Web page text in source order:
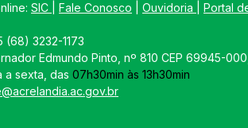
SIC Fale Conosco Ouvidoria Portal
(68) 3232-1173
Edmundo Pinto, nº 810 CEP 69945-
a sexta, das 07h30min às 13h30min